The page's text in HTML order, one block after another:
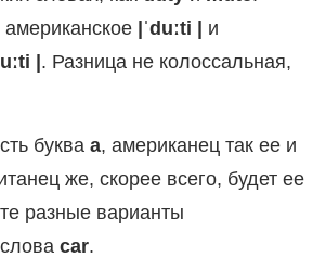
|ˈduːti | и
|. Разница не колоссальная,
буква a, американец так ее и
же, скорее всего, будет ее
разные варианты
car.